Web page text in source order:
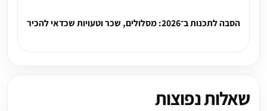
הסבה לתכנות ב־2026: מסלולים, שכר וטעויות שכדאי להכיר
שאלות נפוצות